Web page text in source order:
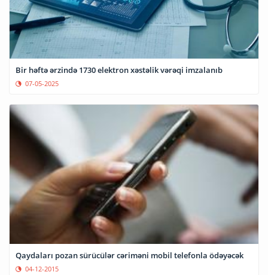
Bir həftə ərzində 1730 elektron xəstəlik vərəqi imzalanıb
07-05-2025
Qaydaları pozan sürücülər cəriməni mobil telefonla ödəyəcək
04-12-2015